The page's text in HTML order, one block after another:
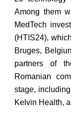
Among them
MedTech
(HTIS24),
Bruges,
partners of
Romanian
stage,
Kelvin Health,